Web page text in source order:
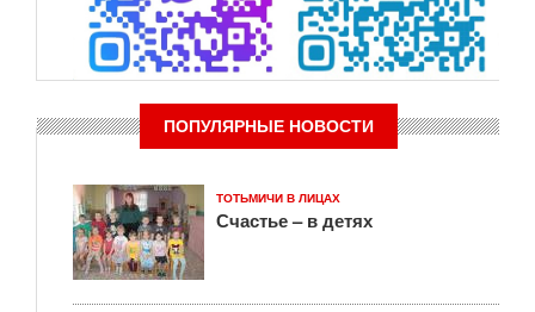
ПОПУЛЯРНЫЕ НОВОСТИ
ТОТЬМИЧИ В ЛИЦАХ
Счастье – в детях